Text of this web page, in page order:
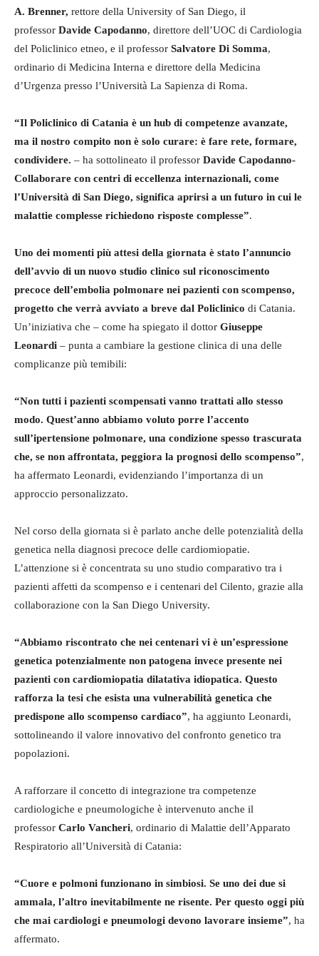
A. Brenner, rettore della University of San Diego, il
professor Davide Capodanno, direttore dell’UOC di Cardiologia
del Policlinico etneo, e il professor Salvatore Di Somma,
ordinario di Medicina Interna e direttore della Medicina
d’Urgenza presso l’Università La Sapienza di Roma.
“Il Policlinico di Catania è un hub di competenze avanzate,
ma il nostro compito non è solo curare: è fare rete, formare,
condividere. – ha sottolineato il professor Davide Capodanno-
Collaborare con centri di eccellenza internazionali, come
l’Università di San Diego, significa aprirsi a un futuro in cui le
malattie complesse richiedono risposte complesse”.
Uno dei momenti più attesi della giornata è stato l’annuncio
dell’avvio di un nuovo studio clinico sul riconoscimento
precoce dell’embolia polmonare nei pazienti con scompenso,
progetto che verrà avviato a breve dal Policlinico di Catania.
Un’iniziativa che – come ha spiegato il dottor Giuseppe
Leonardi – punta a cambiare la gestione clinica di una delle
complicanze più temibili:
“Non tutti i pazienti scompensati vanno trattati allo stesso
modo. Quest’anno abbiamo voluto porre l’accento
sull’ipertensione polmonare, una condizione spesso trascurata
che, se non affrontata, peggiora la prognosi dello scompenso”,
ha affermato Leonardi, evidenziando l’importanza di un
approccio personalizzato.
Nel corso della giornata si è parlato anche delle potenzialità della
genetica nella diagnosi precoce delle cardiomiopatie.
L’attenzione si è concentrata su uno studio comparativo tra i
pazienti affetti da scompenso e i centenari del Cilento, grazie alla
collaborazione con la San Diego University.
“Abbiamo riscontrato che nei centenari vi è un’espressione
genetica potenzialmente non patogena invece presente nei
pazienti con cardiomiopatia dilatativa idiopatica. Questo
rafforza la tesi che esista una vulnerabilità genetica che
predispone allo scompenso cardiaco”, ha aggiunto Leonardi,
sottolineando il valore innovativo del confronto genetico tra
popolazioni.
A rafforzare il concetto di integrazione tra competenze
cardiologiche e pneumologiche è intervenuto anche il
professor Carlo Vancheri, ordinario di Malattie dell’Apparato
Respiratorio all’Università di Catania:
“Cuore e polmoni funzionano in simbiosi. Se uno dei due si
ammala, l’altro inevitabilmente ne risente. Per questo oggi più
che mai cardiologi e pneumologi devono lavorare insieme”, ha
affermato.